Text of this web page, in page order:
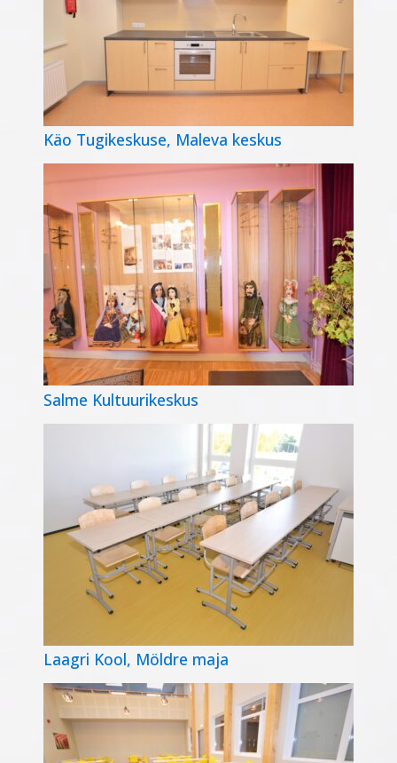
Käo Tugikeskuse, Maleva keskus
Salme Kultuurikeskus
Laagri Kool, Möldre maja